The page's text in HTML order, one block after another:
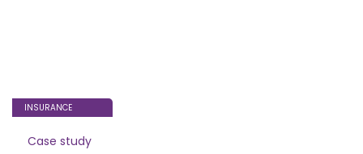
INSURANCE
Case study